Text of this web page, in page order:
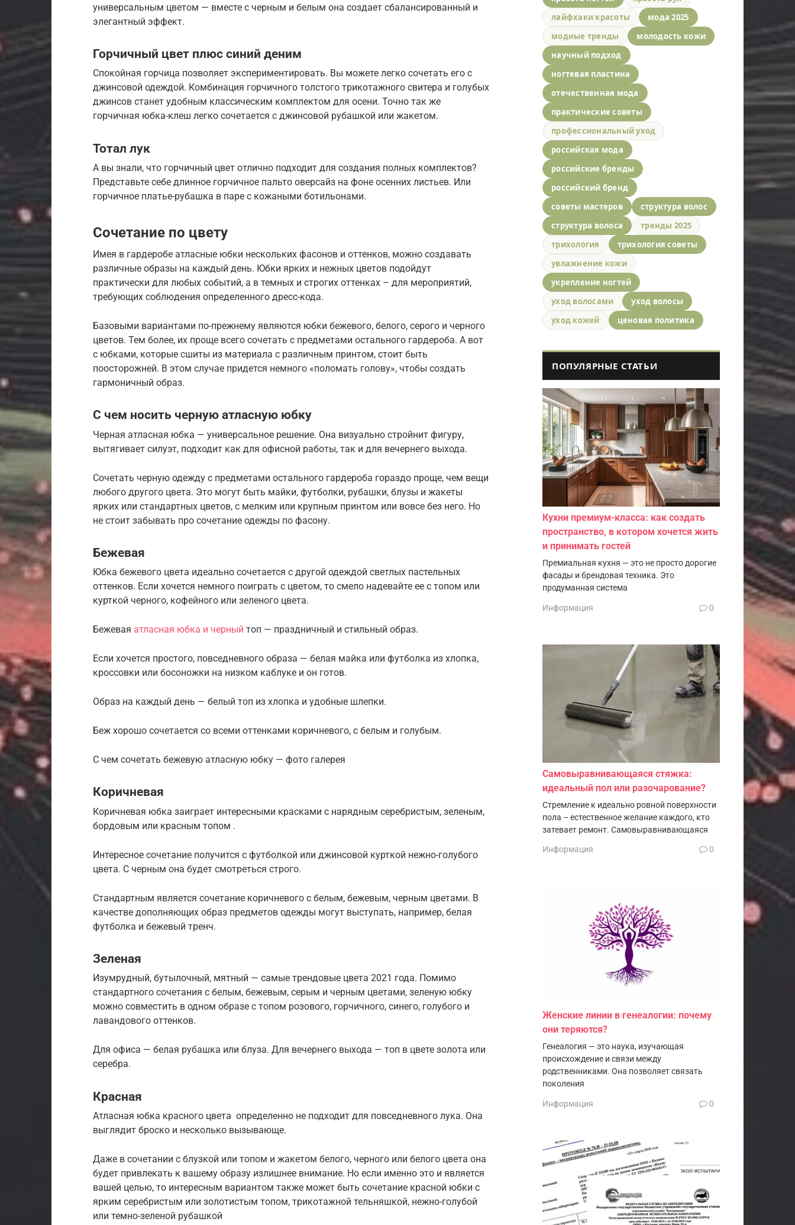
универсальным цветом — вместе с черным и белым она создает сбалансированный и
элегантный эффект.
Горчичный цвет плюс синий деним
Спокойная горчица позволяет экспериментировать. Вы можете легко сочетать его с
джинсовой одеждой. Комбинация горчичного толстого трикотажного свитера и голубых
джинсов станет удобным классическим комплектом для осени. Точно так же
горчичная юбка-клеш легко сочетается с джинсовой рубашкой или жакетом.
Тотал лук
А вы знали, что горчичный цвет отлично подходит для создания полных комплектов?
Представьте себе длинное горчичное пальто оверсайз на фоне осенних листьев. Или
горчичное платье-рубашка в паре с кожаными ботильонами.
Сочетание по цвету
Имея в гардеробе атласные юбки нескольких фасонов и оттенков, можно создавать
различные образы на каждый день. Юбки ярких и нежных цветов подойдут
практически для любых событий, а в темных и строгих оттенках – для мероприятий,
требующих соблюдения определенного дресс-кода.
Базовыми вариантами по-прежнему являются юбки бежевого, белого, серого и черного
цветов. Тем более, их проще всего сочетать с предметами остального гардероба. А вот
с юбками, которые сшиты из материала с различным принтом, стоит быть
поосторожней. В этом случае придется немного «поломать голову», чтобы создать
гармоничный образ.
С чем носить черную атласную юбку
Черная атласная юбка — универсальное решение. Она визуально стройнит фигуру,
вытягивает силуэт, подходит как для офисной работы, так и для вечернего выхода.
Сочетать черную одежду с предметами остального гардероба гораздо проще, чем вещи
любого другого цвета. Это могут быть майки, футболки, рубашки, блузы и жакеты
ярких или стандартных цветов, с мелким или крупным принтом или вовсе без него. Но
не стоит забывать про сочетание одежды по фасону.
Бежевая
Юбка бежевого цвета идеально сочетается с другой одеждой светлых пастельных
оттенков. Если хочется немного поиграть с цветом, то смело надевайте ее с топом или
курткой черного, кофейного или зеленого цвета.
Бежевая атласная юбка и черный топ — праздничный и стильный образ.
Если хочется простого, повседневного образа — белая майка или футболка из хлопка,
кроссовки или босоножки на низком каблуке и он готов.
Образ на каждый день — белый топ из хлопка и удобные шлепки.
Беж хорошо сочетается со всеми оттенками коричневого, с белым и голубым.
С чем сочетать бежевую атласную юбку — фото галерея
Коричневая
Коричневая юбка заиграет интересными красками с нарядным серебристым, зеленым,
бордовым или красным топом .
Интересное сочетание получится с футболкой или джинсовой курткой нежно-голубого
цвета. С черным она будет смотреться строго.
Стандартным является сочетание коричневого с белым, бежевым, черным цветами. В
качестве дополняющих образ предметов одежды могут выступать, например, белая
футболка и бежевый тренч.
Зеленая
Изумрудный, бутылочный, мятный — самые трендовые цвета 2021 года. Помимо
стандартного сочетания с белым, бежевым, серым и черным цветами, зеленую юбку
можно совместить в одном образе с топом розового, горчичного, синего, голубого и
лавандового оттенков.
Для офиса — белая рубашка или блуза. Для вечернего выхода — топ в цвете золота или
серебра.
Красная
Атласная юбка красного цвета ️ определенно не подходит для повседневного лука. Она
выглядит броско и несколько вызывающе.
Даже в сочетании с блузкой или топом и жакетом белого, черного или белого цвета она
будет привлекать к вашему образу излишнее внимание. Но если именно это и является
вашей целью, то интересным вариантом также может быть сочетание красной юбки с
ярким серебристым или золотистым топом, трикотажной тельняшкой, нежно-голубой
или темно-зеленой рубашкой
лайфхаки красоты
мода 2025
модные тренды
молодость кожи
научный подход
ногтевая пластина
отечественная мода
практические советы
профессиональный уход
российская мода
российские бренды
российский бренд
советы мастеров
структура волос
структура волоса
тренды 2025
трихология
трихология советы
увлажнение кожи
укрепление ногтей
уход волосами
уход волосы
уход кожей
ценовая политика
ПОПУЛЯРНЫЕ СТАТЬИ
Кухни премиум-класса: как создать
пространство, в котором хочется жить
и принимать гостей
Премиальная кухня — это не просто дорогие
фасады и брендовая техника. Это
продуманная система
Информация 0
Самовыравнивающаяся стяжка:
идеальный пол или разочарование?
Стремление к идеально ровной поверхности
пола – естественное желание каждого, кто
затевает ремонт. Самовыравнивающаяся
Информация 0
Женские линии в генеалогии: почему
они теряются?
Генеалогия — это наука, изучающая
происхождение и связи между
родственниками. Она позволяет связать
поколения
Информация 0